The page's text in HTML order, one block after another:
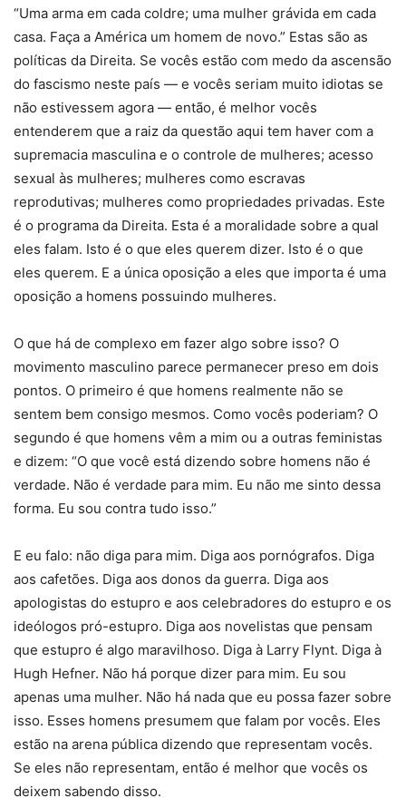
“Uma arma em cada coldre; uma mulher grávida em cada
casa. Faça a América um homem de novo.” Estas são as
políticas da Direita. Se vocês estão com medo da ascensão
do fascismo neste país — e vocês seriam muito idiotas se
não estivessem agora — então, é melhor vocês
entenderem que a raiz da questão aqui tem haver com a
supremacia masculina e o controle de mulheres; acesso
sexual às mulheres; mulheres como escravas
reprodutivas; mulheres como propriedades privadas. Este
é o programa da Direita. Esta é a moralidade sobre a qual
eles falam. Isto é o que eles querem dizer. Isto é o que
eles querem. E a única oposição a eles que importa é uma
oposição a homens possuindo mulheres.
O que há de complexo em fazer algo sobre isso? O
movimento masculino parece permanecer preso em dois
pontos. O primeiro é que homens realmente não se
sentem bem consigo mesmos. Como vocês poderiam? O
segundo é que homens vêm a mim ou a outras feministas
e dizem: “O que você está dizendo sobre homens não é
verdade. Não é verdade para mim. Eu não me sinto dessa
forma. Eu sou contra tudo isso.”
E eu falo: não diga para mim. Diga aos pornógrafos. Diga
aos cafetões. Diga aos donos da guerra. Diga aos
apologistas do estupro e aos celebradores do estupro e os
ideólogos pró-estupro. Diga aos novelistas que pensam
que estupro é algo maravilhoso. Diga à Larry Flynt. Diga à
Hugh Hefner. Não há porque dizer para mim. Eu sou
apenas uma mulher. Não há nada que eu possa fazer sobre
isso. Esses homens presumem que falam por vocês. Eles
estão na arena pública dizendo que representam vocês.
Se eles não representam, então é melhor que vocês os
deixem sabendo disso.